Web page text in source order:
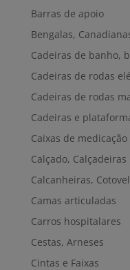
Barras de apoio
Bengalas,
Cadeiras de banho,
Cadeiras de rodas
Cadeiras de rodas
Cadeiras e
Caixas de
Calçado, Calçadeiras
Calcanheiras,
Camas articuladas
Carros hospitalares
Cestas, Arneses
Cintas e Faixas